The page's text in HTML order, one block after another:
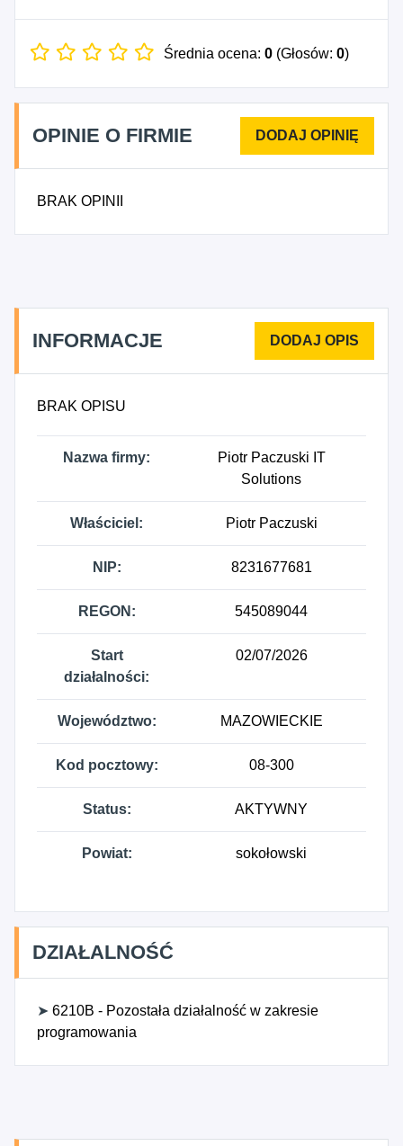
rozpoczęcia działalności gospodarczej przypada
Średnia ocena: 0 (Głosów: 0)
OPINIE O FIRMIE
BRAK OPINII
INFORMACJE
BRAK OPISU
Nazwa firmy:
Piotr Paczuski IT
Solutions
Właściciel: Piotr Paczuski
NIP: 8231677681
REGON: 545089044
Start
działalności:
02/07/2026
Województwo: MAZOWIECKIE
Kod pocztowy: 08-300
Status: AKTYWNY
Powiat: sokołowski
DZIAŁALNOŚĆ
➤ 6210B - Pozostała działalność w zakresie
programowania